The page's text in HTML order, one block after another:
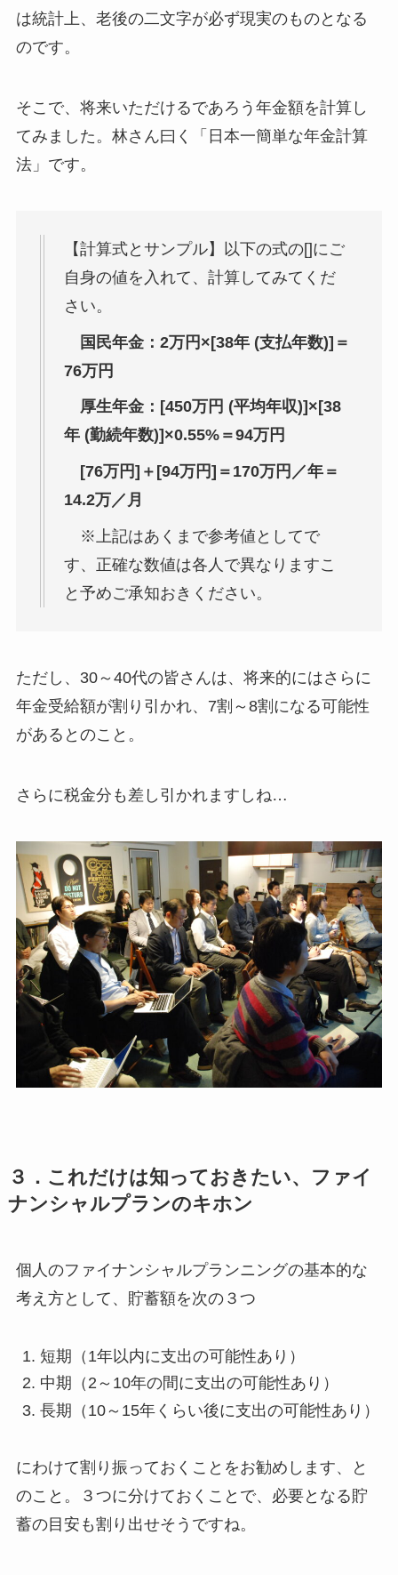
は統計上、老後の二文字が必ず現実のものとなる
のです。
そこで、将来いただけるであろう年金額を計算し
てみました。林さん曰く「日本一簡単な年金計算
法」です。
【計算式とサンプル】以下の式の[]にご
自身の値を入れて、計算してみてくだ
さい。
国民年金：2万円×[38年 (支払年数)]＝
76万円
厚生年金：[450万円 (平均年収)]×[38
年 (勤続年数)]×0.55%＝94万円
[76万円]＋[94万円]＝170万円／年＝
14.2万／月
※上記はあくまで参考値としてで
す、正確な数値は各人で異なりますこ
と予めご承知おきください。
ただし、30～40代の皆さんは、将来的にはさらに
年金受給額が割り引かれ、7割～8割になる可能性
があるとのこと。
さらに税金分も差し引かれますしね…
３．これだけは知っておきたい、ファイ
ナンシャルプランのキホン
個人のファイナンシャルプランニングの基本的な
考え方として、貯蓄額を次の３つ
短期（1年以内に支出の可能性あり）
中期（2～10年の間に支出の可能性あり）
長期（10～15年くらい後に支出の可能性あり）
にわけて割り振っておくことをお勧めします、と
のこと。３つに分けておくことで、必要となる貯
蓄の目安も割り出せそうですね。